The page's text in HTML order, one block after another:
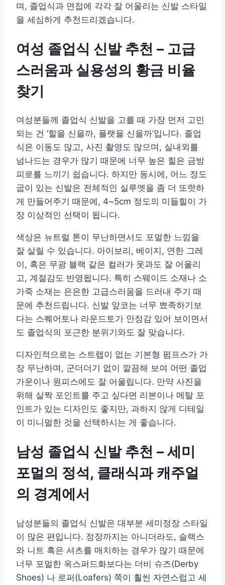
며, 졸업식과 면접에 각각 잘 어울리는 신발 스타일
을 세심하게 추천드리겠습니다.
여성 졸업식 신발 추천 – 고급
스러움과 실용성의 황금 비율
찾기
여성분들께 졸업식 신발을 고를 때 가장 먼저 고민
되는 건 ‘힐을 신을까, 플랫을 신을까’입니다. 졸업
식은 이동도 많고, 사진 촬영도 많으며, 실내외를
넘나드는 경우가 많기 때문에 너무 높은 힐은 금방
피로를 느끼기 쉽습니다. 하지만 동시에, 어느 정도
굽이 있는 신발은 전체적인 실루엣을 좀 더 또렷하
게 만들어주기 때문에, 4~5cm 정도의 미들힐이 가
장 이상적인 선택이 됩니다.
색상은 뉴트럴 톤이 무난하면서도 포멀한 느낌을
잘 살릴 수 있습니다. 아이보리, 베이지, 연한 그레
이, 혹은 무광 블랙 같은 컬러가 옷과도 잘 어울리
고, 계절감도 반영됩니다. 특히 스웨이드 소재나 소
가죽 소재는 은은한 고급스러움을 드러내 주기 때
문에 추천드립니다. 신발 앞코는 너무 뾰족하기보
다는 스퀘어토나 라운드토가 안정감 있어 보이면서
도 졸업식의 포근한 분위기와도 잘 맞습니다.
디자인적으로는 스트랩이 없는 기본형 펌프스가 가
장 무난하며, 군더더기 없이 깔끔해 보여 어떤 졸업
가운이나 원피스에도 잘 어울립니다. 만약 사진을
위해 살짝 포인트를 주고 싶다면 리본이나 메탈 포
인트가 있는 디자인도 좋지만, 과하지 않게 디테일
이 미니멀한 것을 선택하시는 게 좋습니다.
남성 졸업식 신발 추천 – 세미
포멀의 정석, 클래식과 캐주얼
의 경계에서
남성분들의 졸업식 신발은 대부분 세미정장 스타일
이 많은 편입니다. 정장까지는 아니더라도, 슬랙스
와 니트 혹은 셔츠를 매치하는 경우가 많기 때문에
너무 포멀한 옥스퍼드화보다는 더비 슈즈(Derby
Shoes) 나 로퍼(Loafers) 쪽이 훨씬 자연스럽고 세